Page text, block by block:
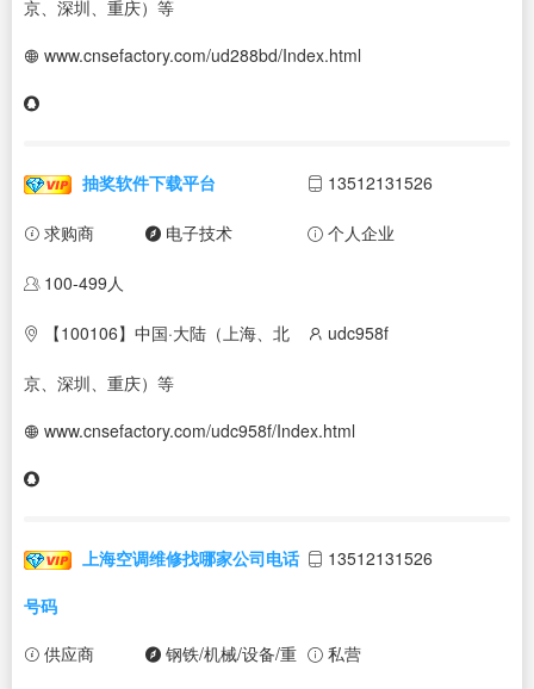
京、深圳、重庆）等
www.cnsefactory.com/ud288bd/Index.html
抽奖软件下载平台 13512131526
求购商 电子技术 个人企业
100-499人
【100106】中国·大陆（上海、北
京、深圳、重庆）等
udc958f
www.cnsefactory.com/udc958f/Index.html
上海空调维修找哪家公司电话
号码
13512131526
供应商 钢铁/机械/设备/重 私营